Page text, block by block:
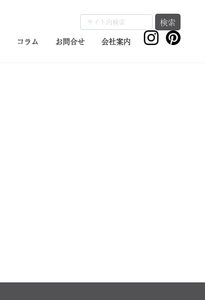
コラム お問合せ 会社案内
検索